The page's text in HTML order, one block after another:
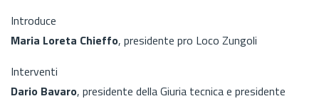
Introduce
Maria Loreta Chieffo, presidente pro Loco Zungoli
Interventi
Dario Bavaro, presidente della Giuria tecnica e presidente